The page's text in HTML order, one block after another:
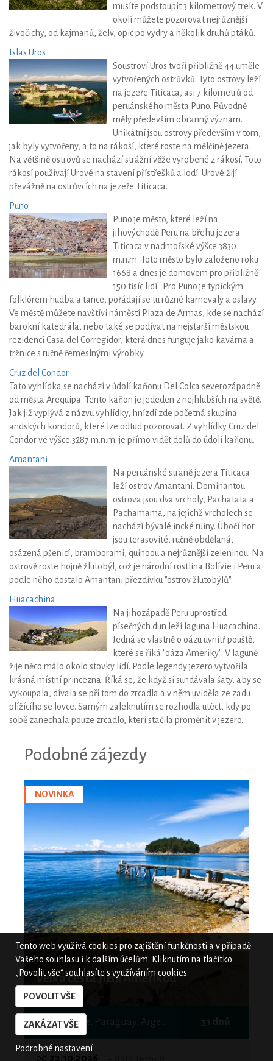
Tento web využívá cookies pro zajištění funkčnosti a v případě
Vašeho souhlasu i k dalším účelům. Kliknutím na tlačítko
„Povolit vše“ souhlasíte s využíváním cookies.
POVOLIT VŠE
ZAKÁZAT VŠE
Podrobné nastavení
musíte podstoupit 3 kilometrový trek. V
okolí můžete pozorovat nejrůznější
živočichy, od kajmanů, želv, opic po vydry a několik druhů ptáků.
Islas Uros
Soustroví Uros tvoří přibližně 44 uměle
vytvořených ostrůvků. Tyto ostrovy leží
na jezeře Titicaca, asi 7 kilometrů od
peruánského města Puno. Původně
měly především obranný význam.
Unikátní jsou ostrovy především v tom,
jak byly vytvořeny, a to na rákosí, které roste na mělčině jezera.
Na většině ostrovů se nachází strážní věže vyrobené z rákosí. Toto
rákosí používají Urové na stavení přístřešků a lodí. Urové žijí
převážně na ostrůvcích na jezeře Titicaca.
Puno
Puno je město, které leží na
jihovýchodě Peru na břehu jezera
Titicaca v nadmořské výšce 3830
m.n.m. Toto město bylo založeno roku
1668 a dnes je domovem pro přibližně
150 tisíc lidí. Pro Puno je typickým
folklórem hudba a tance, pořádají se tu různé karnevaly a oslavy.
Ve městě můžete navštívi náměstí Plaza de Armas, kde se nachází
barokní katedrála, nebo také se podívat na nejstarší městskou
rezidenci Casa del Corregidor, která dnes funguje jako kavárna a
tržnice s ručně řemeslnými výrobky.
Cruz del Condor
Tato vyhlídka se nachází v údolí kaňonu Del Colca severozápadně
od města Arequipa. Tento kaňon je jededen z nejhlubších na světě.
Jak již vyplývá z názvu vyhlídky, hnízdí zde početná skupina
andských kondorů, které lze odtud pozorovat. Z vyhlídky Cruz del
Condor ve výšce 3287 m.n.m. je přímo vidět dolů do údolí kaňonu.
Amantani
Na peruánské straně jezera Titicaca
leží ostrov Amantani. Dominantou
ostrova jsou dva vrcholy, Pachatata a
Pachamama, na jejichž vrcholech se
nachází bývalé incké ruiny. Úbočí hor
jsou terasovité, ručně obdělaná,
osázená pšenicí, bramborami, quinoou a nejrůznější zeleninou. Na
ostrově roste hojně žlutobýl, což je národní rostlina Bolívie i Peru a
podle něho dostalo Amantani přezdívku "ostrov žlutobýlů".
Huacachina
Na jihozápadě Peru uprostřed
písečných dun leží laguna Huacachina.
Jedná se vlastně o oázu uvnitř pouště,
které se říká "oáza Ameriky". V laguně
žije něco málo okolo stovky lidí. Podle legendy jezero vytvořila
krásná místní princezna. Říká se, že když si sundávala šaty, aby se
vykoupala, dívala se při tom do zrcadla a v něm uviděla ze zadu
plížícího se lovce. Samým zaleknutím se rozhodla utéct, kdy po
sobě zanechala pouze zrcadlo, kterí stačila proměnit v jezero.
Podobné zájezdy
NOVINKA
Velká cesta Jižní Amerikou
31 dnů